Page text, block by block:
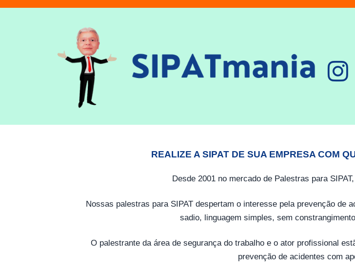
REALIZE A SIPAT DE SUA EMPRESA COM
Desde 2001 no mercado de Palestras para
Nossas palestras para SIPAT despertam o interesse pela prevenção de
sadio, linguagem simples, sem
O palestrante da área de segurança do trabalho e o ator profissional
prevenção de acidentes com